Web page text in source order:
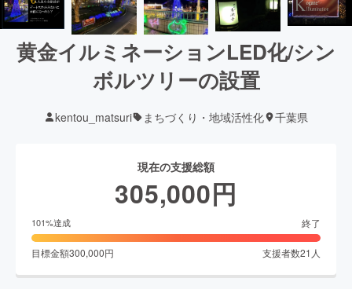
黄金イルミネーションLED化/シン
ボルツリーの設置
kentou_matsuri まちづくり・地域活性化 千葉県
現在の支援総額
305,000円
101%達成 終了
目標金額300,000円 支援者数21 人